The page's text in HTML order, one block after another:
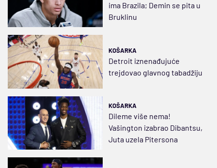
ima Brazila; Demin se pita u
Bruklinu
KOŠARKA
Detroit iznenađujuće
trejdovao glavnog tabadžiju
KOŠARKA
Dileme više nema!
Vašington izabrao Dibantsu,
Juta uzela Pitersona